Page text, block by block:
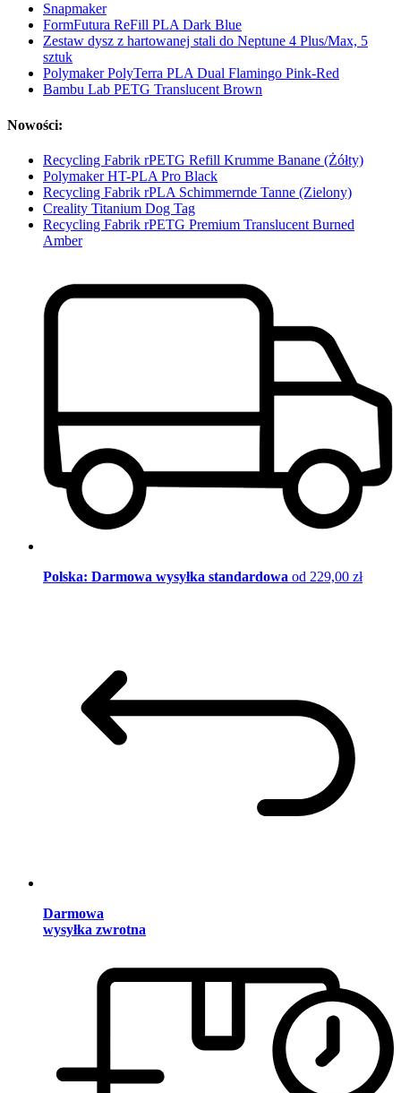
Snapmaker
FormFutura ReFill PLA Dark Blue
Zestaw dysz z hartowanej stali do Neptune 4 Plus/Max, 5
sztuk
Polymaker PolyTerra PLA Dual Flamingo Pink-Red
Bambu Lab PETG Translucent Brown
Nowości:
Recycling Fabrik rPETG Refill Krumme Banane (Żółty)
Polymaker HT-PLA Pro Black
Recycling Fabrik rPLA Schimmernde Tanne (Zielony)
Creality Titanium Dog Tag
Recycling Fabrik rPETG Premium Translucent Burned
Amber
Polska: Darmowa wysyłka standardowa od 229,00 zł
Darmowa
wysyłka zwrotna